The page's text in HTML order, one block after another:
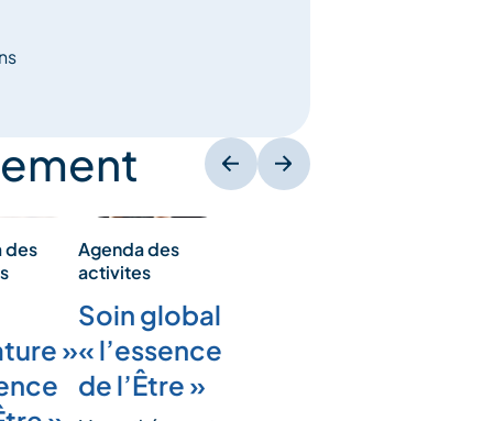
des
»
Agenda des
activites
Soin global
« l’essence
de l’Être »